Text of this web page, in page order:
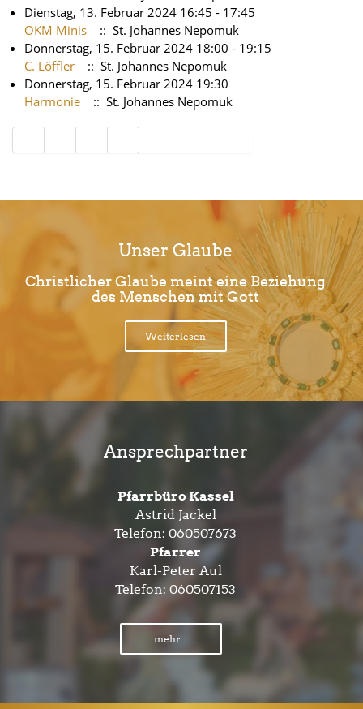
Dienstag, 13. Februar 2024 16:45 - 17:45
OKM Minis
:: St. Johannes Nepomuk
Donnerstag, 15. Februar 2024 18:00 - 19:15
C. Löffler
:: St. Johannes Nepomuk
Donnerstag, 15. Februar 2024 19:30
Harmonie
:: St. Johannes Nepomuk
Limite der Paginierungsliste
Unser Glaube
Christlicher Glaube meint eine Beziehung
des Menschen mit Gott
Weiterlesen
Ansprechpartner
Pfarrbüro Kassel
Astrid Jackel
Telefon: 060507673
Pfarrer
Karl-Peter Aul
Telefon: 060507153
mehr...